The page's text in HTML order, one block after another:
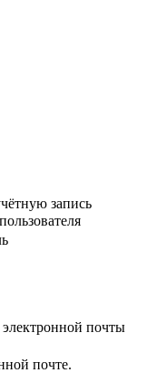
запись
почты
почте.